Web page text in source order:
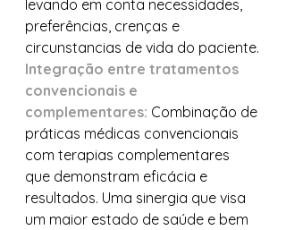
levando em conta necessidades,
preferências, crenças e
circunstancias de vida do paciente.
Integração entre tratamentos
convencionais e
complementares: Combinação de
práticas médicas convencionais
com terapias complementares
que demonstram eficácia e
resultados. Uma sinergia que visa
um maior estado de saúde e bem